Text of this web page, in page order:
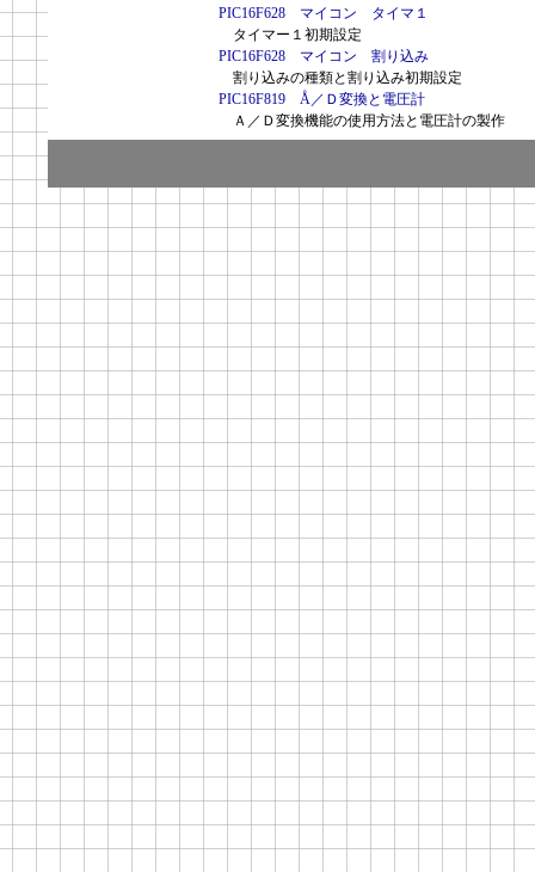
PIC16F628 マイコン タイマ１
タイマー１初期設定
PIC16F628 マイコン 割り込み
割り込みの種類と割り込み初期設定
PIC16F819 Å／Ｄ変換と電圧計
Ａ／Ｄ変換機能の使用方法と電圧計の製作